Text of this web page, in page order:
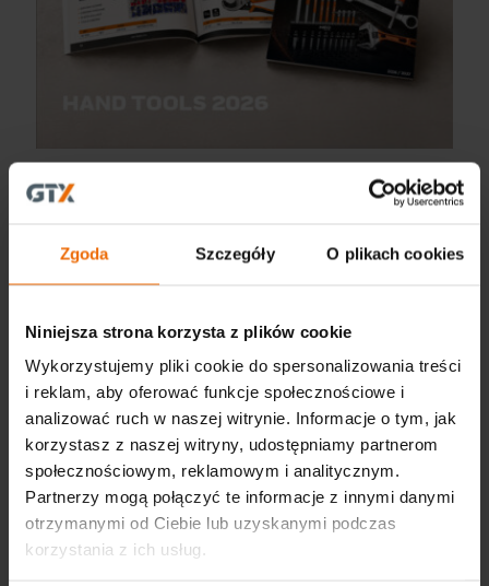
Zgoda Szczegóły O plikach cookies
Niniejsza strona korzysta z plików cookie
Wykorzystujemy pliki cookie do spersonalizowania treści
i reklam, aby oferować funkcje społecznościowe i
analizować ruch w naszej witrynie. Informacje o tym, jak
korzystasz z naszej witryny, udostępniamy partnerom
społecznościowym, reklamowym i analitycznym.
Partnerzy mogą połączyć te informacje z innymi danymi
otrzymanymi od Ciebie lub uzyskanymi podczas
korzystania z ich usług.
Nowy katalog Narzędzi Ręcznych 2026 GTX jest już
dostępny!
Więcej